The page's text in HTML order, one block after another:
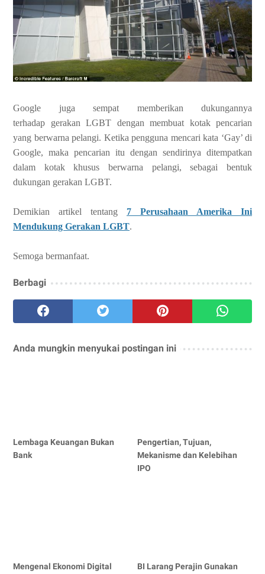
Google juga sempat memberikan dukungannya
terhadap gerakan LGBT dengan membuat kotak pencarian
yang berwarna pelangi. Ketika pengguna mencari kata ‘Gay’ di
Google, maka pencarian itu dengan sendirinya ditempatkan
dalam kotak khusus berwarna pelangi, sebagai bentuk
dukungan gerakan LGBT.
Demikian artikel tentang 7 Perusahaan Amerika Ini
Mendukung Gerakan LGBT.
Semoga bermanfaat.
Berbagi
Anda mungkin menyukai postingan ini
Lembaga Keuangan Bukan
Bank
Pengertian, Tujuan,
Mekanisme dan Kelebihan
IPO
Mengenal Ekonomi Digital BI Larang Perajin Gunakan